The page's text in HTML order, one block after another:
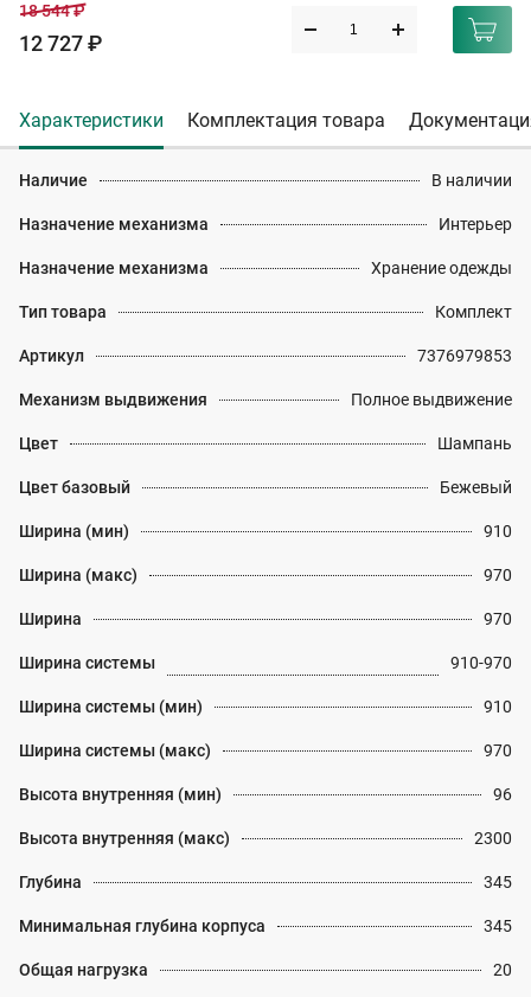
18 544 ₽
12 727 ₽
Характеристики Комплектация товара
Наличие В наличии
Назначение механизма Интерьер
Назначение механизма Хранение одежды
Тип товара Комплект
Артикул 7376979853
Механизм выдвижения Полное выдвижение
Цвет Шампань
Цвет базовый Бежевый
Ширина (мин) 910
Ширина (макс) 970
Ширина 970
Ширина системы 910-970
Ширина системы (мин) 910
Ширина системы (макс) 970
Высота внутренняя (мин) 96
Высота внутренняя (макс) 2300
Глубина 345
Минимальная глубина корпуса 345
Общая нагрузка 20